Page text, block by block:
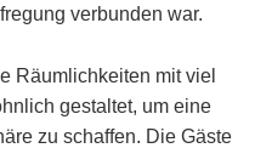
verbunden war.
Räumlichkeiten mit viel
gestaltet, um eine
zu schaffen. Die Gäste